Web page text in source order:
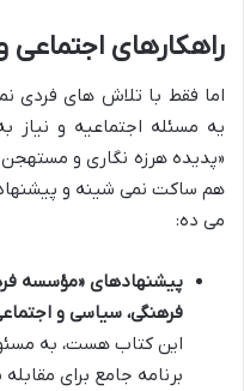
راهکارهای
اما فقط با تلاش های فردی
یه مسئله اجتماعیه و نیاز
«پدیده هرزه نگاری و
هم ساکت نمی شینه و
می ده:
پیشنهادهای «مؤسسه
فرهنگی، سیاسی و
این کتاب هست، به
برنامه جامع برای